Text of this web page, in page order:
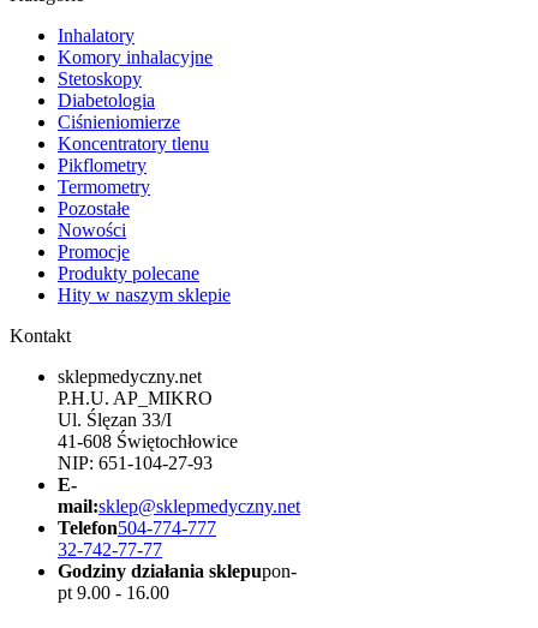
Inhalatory
Komory inhalacyjne
Stetoskopy
Diabetologia
Ciśnieniomierze
Koncentratory tlenu
Pikflometry
Termometry
Pozostałe
Nowości
Promocje
Produkty polecane
Hity w naszym sklepie
Kontakt
sklepmedyczny.net
P.H.U. AP_MIKRO
Ul. Ślęzan 33/I
41-608 Świętochłowice
NIP: 651-104-27-93
E-
mail:sklep@sklepmedyczny.net
Telefon504-774-777
32-742-77-77
Godziny działania sklepupon-
pt 9.00 - 16.00